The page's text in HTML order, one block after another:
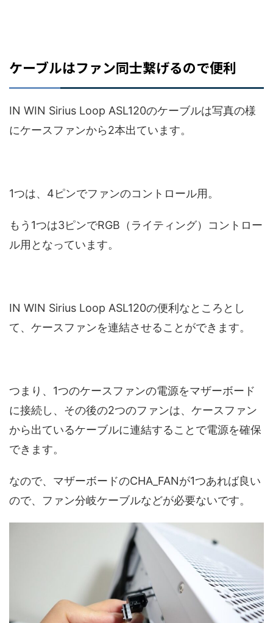
ケーブルはファン同士繋げるので便利
IN WIN Sirius Loop ASL120のケーブルは写真の様
にケースファンから2本出ています。
1つは、4ピンでファンのコントロール用。
もう1つは3ピンでRGB（ライティング）コントロー
ル用となっています。
IN WIN Sirius Loop ASL120の便利なところとし
て、ケースファンを連結させることができます。
つまり、1つのケースファンの電源をマザーボード
に接続し、その後の2つのファンは、ケースファン
から出ているケーブルに連結することで電源を確保
できます。
なので、マザーボードのCHA_FANが1つあれば良い
ので、ファン分岐ケーブルなどが必要ないです。